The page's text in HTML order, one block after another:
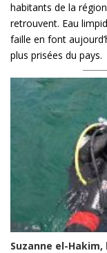
habitants de la
retrouvent. Eau
faille en font
plus prisées du pays.
Suzanne el-